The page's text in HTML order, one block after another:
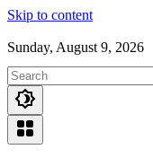
Skip to content
Sunday, August 9, 2026